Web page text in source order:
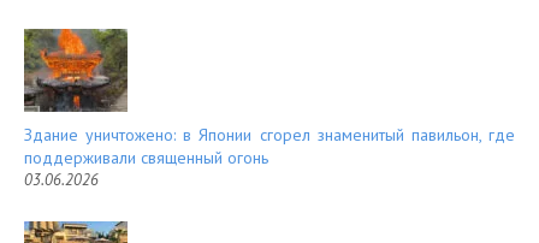
Здание уничтожено: в Японии сгорел знаменитый павильон, где
поддерживали священный огонь
03.06.2026